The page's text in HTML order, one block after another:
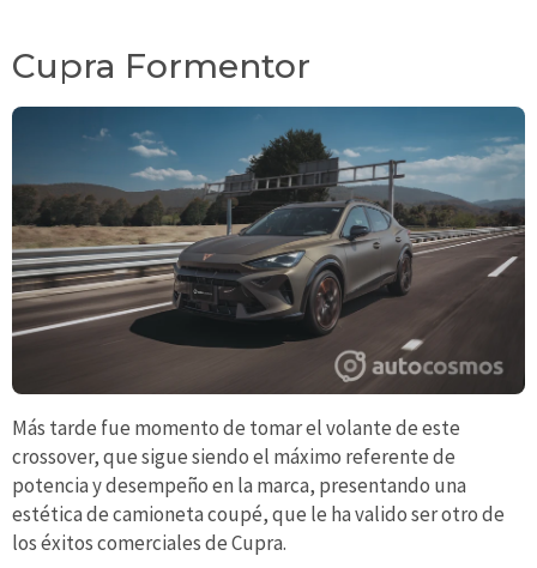
Cupra Formentor
Más tarde fue momento de tomar el volante de este
crossover, que sigue siendo el máximo referente de
potencia y desempeño en la marca, presentando una
estética de camioneta coupé, que le ha valido ser otro de
los éxitos comerciales de Cupra.